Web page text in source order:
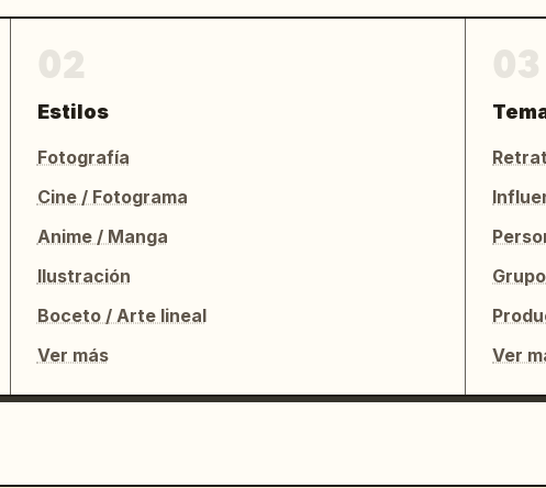
Estilos
Fotografía
Cine / Fotograma
Anime / Manga
Ilustración
Boceto / Arte lineal
Ver más
Ver